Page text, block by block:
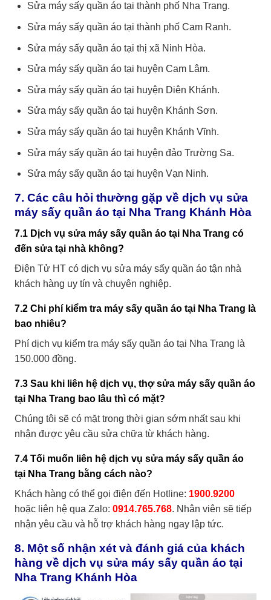
Sửa máy sấy quần áo tại thành phố Nha Trang.
Sửa máy sấy quần áo tại thành phố Cam Ranh.
Sửa máy sấy quần áo tại thị xã Ninh Hòa.
Sửa máy sấy quần áo tại huyện Cam Lâm.
Sửa máy sấy quần áo tại huyện Diên Khánh.
Sửa máy sấy quần áo tại huyện Khánh Sơn.
Sửa máy sấy quần áo tại huyện Khánh Vĩnh.
Sửa máy sấy quần áo tại huyện đảo Trường Sa.
Sửa máy sấy quần áo tại huyện Vạn Ninh.
7. Các câu hỏi thường gặp về dịch vụ sửa
máy sấy quần áo tại Nha Trang Khánh Hòa
7.1 Dịch vụ sửa máy sấy quần áo tại Nha Trang có
đến sửa tại nhà không?
Điện Tử HT có dịch vụ sửa máy sấy quần áo tận nhà
khách hàng uy tín và chuyên nghiệp.
7.2 Chi phí kiểm tra máy sấy quần áo tại Nha Trang là
bao nhiêu?
Phí dịch vụ kiểm tra máy sấy quần áo tại Nha Trang là
150.000 đồng.
7.3 Sau khi liên hệ dịch vụ, thợ sửa máy sấy quần áo
tại Nha Trang bao lâu thì có mặt?
Chúng tôi sẽ có mặt trong thời gian sớm nhất sau khi
nhận được yêu cầu sửa chữa từ khách hàng.
7.4 Tối muốn liên hệ dịch vụ sửa máy sấy quần áo
tại Nha Trang bằng cách nào?
Khách hàng có thể gọi điện đến Hotline: 1900.9200
hoặc liên hệ qua Zalo: 0914.765.768. Nhân viên sẽ tiếp
nhận yêu cầu và hỗ trợ khách hàng ngay lập tức.
8. Một số nhận xét và đánh giá của khách
hàng về dịch vụ sửa máy sấy quần áo tại
Nha Trang Khánh Hòa